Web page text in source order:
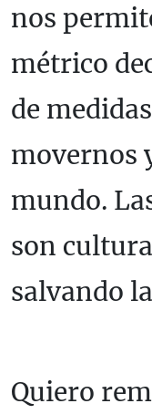
nos
métrico
de
movernos
mundo.
son
salvando
Quiero